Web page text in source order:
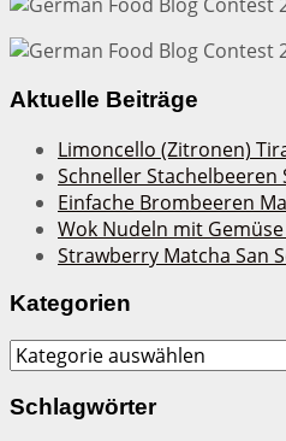
Aktuelle Beiträge
Limoncello (Zitronen)
Schneller Stachelbeeren
Einfache Brombeeren
Wok Nudeln mit
Strawberry Matcha San
Kategorien
Kategorien
Schlagwörter